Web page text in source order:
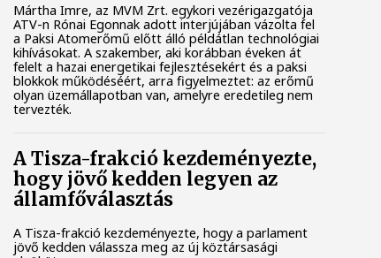
Mártha Imre, az MVM Zrt. egykori vezérigazgatója
ATV-n Rónai Egonnak adott interjújában vázolta fel
a Paksi Atomerőmű előtt álló példátlan technológiai
kihívásokat. A szakember, aki korábban éveken át
felelt a hazai energetikai fejlesztésekért és a paksi
blokkok működéséért, arra figyelmeztet: az erőmű
olyan üzemállapotban van, amelyre eredetileg nem
tervezték.
A Tisza-frakció kezdeményezte,
hogy jövő kedden legyen az
államfőválasztás
A Tisza-frakció kezdeményezte, hogy a parlament
jövő kedden válassza meg az új köztársasági